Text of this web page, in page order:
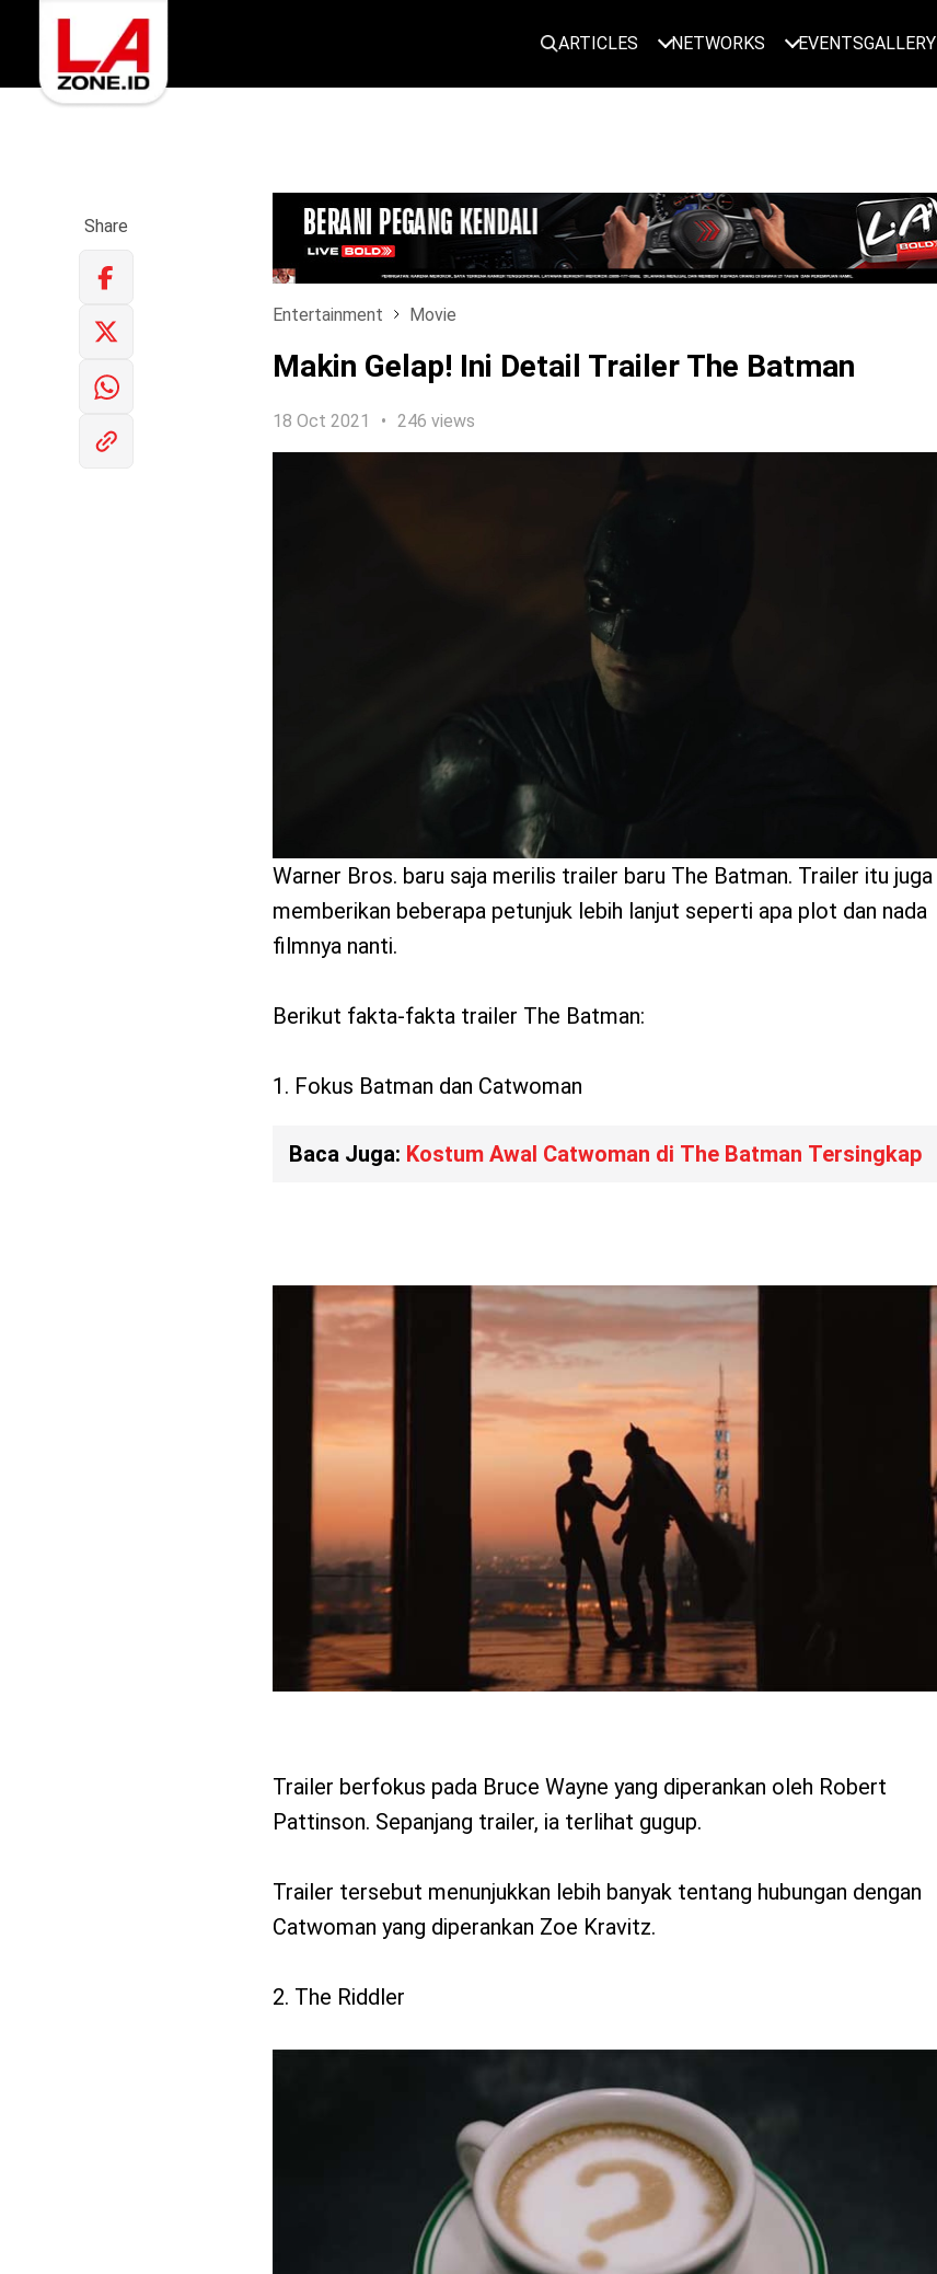
ARTICLES NETWORKS EVENTSGALLERY
LOGIN
Share
Entertainment Movie
Makin Gelap! Ini Detail Trailer The Batman
18 Oct 2021 246 views
Warner Bros. baru saja merilis trailer baru The Batman. Trailer itu juga
memberikan beberapa petunjuk lebih lanjut seperti apa plot dan nada
filmnya nanti.
Berikut fakta-fakta trailer The Batman:
1. Fokus Batman dan Catwoman
Baca Juga: Kostum Awal Catwoman di The Batman Tersingkap
Trailer berfokus pada Bruce Wayne yang diperankan oleh Robert
Pattinson. Sepanjang trailer, ia terlihat gugup.
Trailer tersebut menunjukkan lebih banyak tentang hubungan dengan
Catwoman yang diperankan Zoe Kravitz.
2. The Riddler